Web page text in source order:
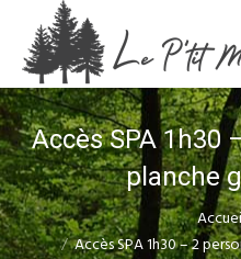
Accès SPA 1h30
planche
Vous êtes ici :
Accès SPA 1h30 – 2